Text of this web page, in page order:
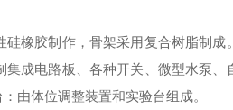
橡胶制作，骨架采用复合树脂制成
成电路板、各种开关、微型水泵、
由体位调整装置和实验台组成。